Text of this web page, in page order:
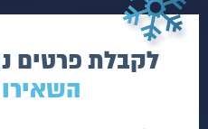
לקבלת פרטים